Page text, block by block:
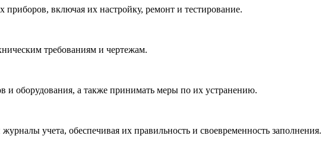
включая их настройку, ремонт и тестирование.
требованиям и чертежам.
и оборудования, а также принимать меры по их устранению.
учета, обеспечивая их правильность и своевременность заполнения.